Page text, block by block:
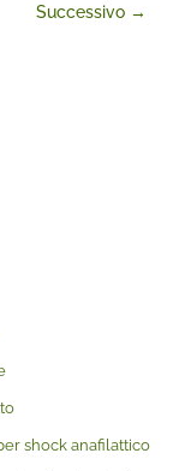
Successivo →
shock anafilattico